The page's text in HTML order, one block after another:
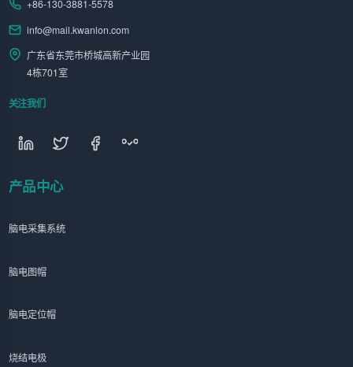
+86-130-3881-5578
info@mail.kwanlon.com
广东省东莞市桥城高新产业园
4栋701室
关注我们
产品中心
脑电采集系统
脑电图帽
脑电定位帽
烧结电极